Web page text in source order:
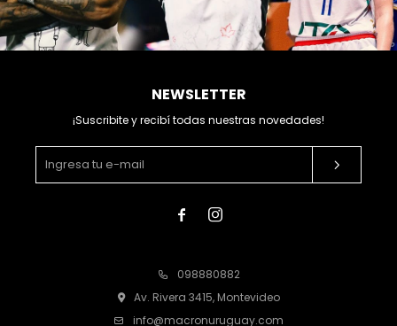
098880882
Av. Rivera 3415, Montevideo
info@macronuruguay.com
NEWSLETTER
¡Suscribite y recibí todas nuestras novedades!
 